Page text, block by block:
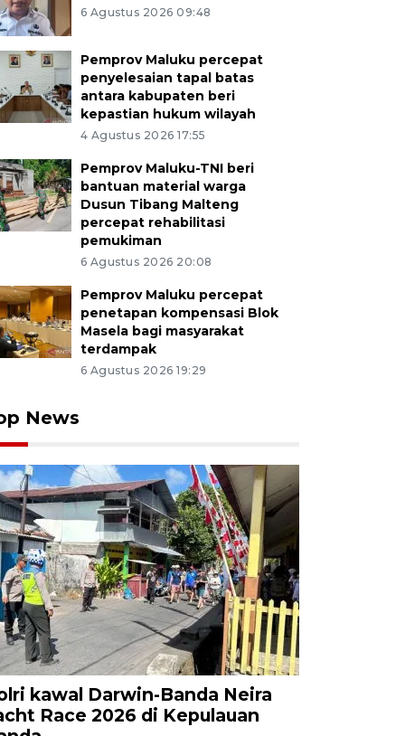
6 Agustus 2026 09:48
Pemprov Maluku percepat
penyelesaian tapal batas
antara kabupaten beri
kepastian hukum wilayah
4 Agustus 2026 17:55
Pemprov Maluku-TNI beri
bantuan material warga
Dusun Tibang Malteng
percepat rehabilitasi
pemukiman
6 Agustus 2026 20:08
Pemprov Maluku percepat
penetapan kompensasi Blok
Masela bagi masyarakat
terdampak
6 Agustus 2026 19:29
News
kawal Darwin-Banda Neira
Race 2026 di Kepulauan